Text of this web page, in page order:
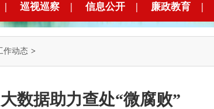
| 巡视巡察 | 信息公开 | 廉政教育 |
作动态 >
数据助力查处“微腐败”